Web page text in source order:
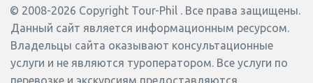
© 2008-2026 Copyright Tour-Phil . Все права защищены.
Данный сайт является информационным ресурсом.
Владельцы сайта оказывают консультационные
услуги и не являются туроператором. Все услуги по
перевозке и экскурсиям предоставляются